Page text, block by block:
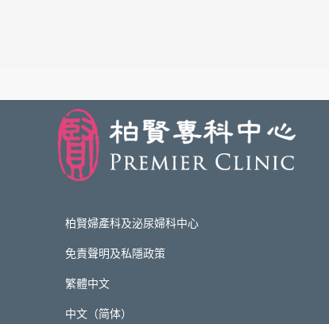
柏賢婦產科及泌尿婦科中心
免責聲明及私隱政策
繁體中文
中文（简体）